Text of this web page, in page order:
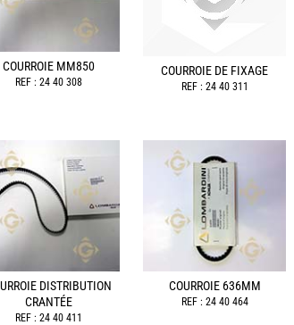
COURROIE MM850
REF : 24 40 308
COURROIE DE FIXAGE
REF : 24 40 311
DISTRIBUTION
CRANTÉE
REF : 24 40 411
COURROIE 636MM
REF : 24 40 464